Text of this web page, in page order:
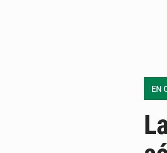
EN